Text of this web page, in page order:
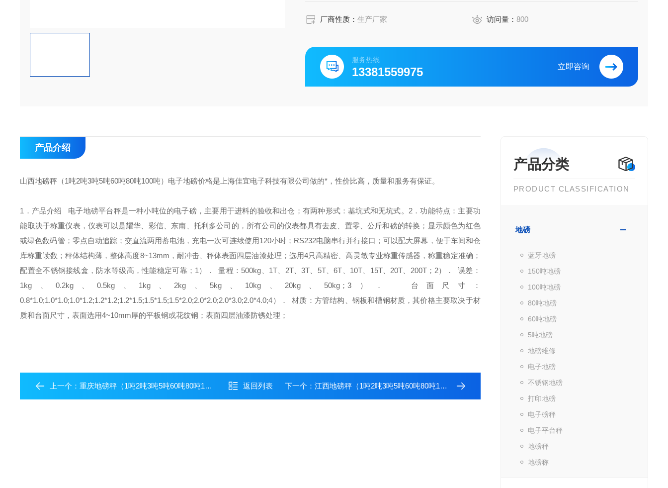
厂商性质：生产厂家 访问量： 800
服务热线
13381559975 立即咨询
产品分类
PRODUCT CLASSIFICATION
地磅
蓝牙地磅
150吨地磅
100吨地磅
80吨地磅
60吨地磅
5吨地磅
地磅维修
电子地磅
不锈钢地磅
打印地磅
电子磅秤
电子平台秤
地磅秤
地磅称
产品介绍
山西地磅秤（1吨2吨3吨5吨60吨80吨100吨）电子地磅价格是上海佳宜电子科技有限公司做的*，性价比高，质量和服务有保证。
1．产品介绍 电子地磅平台秤是一种小吨位的电子磅，主要用于进料的验收和出仓；有两种形式：基坑式和无坑式。 2．功能特点： 主要功
能取决于称重仪表，仪表可以是耀华、彩信、东南、托利多公司的，所有公司的仪表都具有去皮、置零、公斤和磅的转换； 显示颜色为红色
或绿色数码管； 零点自动追踪； 交直流两用蓄电池，充电一次可连续使用120小时； RS232电脑串行并行接口；可以配大屏幕，便于车间和仓
库称重读数； 秤体结构薄，整体高度8~13mm，耐冲击、秤体表面四层油漆处理； 选用4只高精密、高灵敏专业称重传感器，称重稳定准确；
配置全不锈钢接线盒，防水等级高，性能稳定可靠； 1）． 量程： 500kg、1T、2T、3T、5T、6T、10T、15T、20T、200T； 2）． 误差：
1kg、0.2kg、0.5kg、1kg、2kg、5kg、10kg、20kg、50kg；3）． 台面尺寸：
0.8*1.0;1.0*1.0;1.0*1.2;1.2*1.2;1.2*1.5;1.5*1.5;1.5*2.0;2.0*2.0;2.0*3.0;2.0*4.0;4）． 材质： 方管结构、钢板和槽钢材质，其价格主要取决于材
质和台面尺寸，表面选用4~10mm厚的平板钢或花纹钢；表面四层油漆防锈处理；
上一个：重庆地磅秤（1吨2吨3吨5吨60吨80吨100吨）电子地磅价格 返回列表 下一个： 江西地磅秤（1吨2吨3吨5吨60吨80吨100吨）电子地磅价格